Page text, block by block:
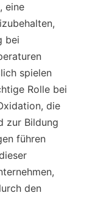
eine
bei
spielen
Rolle bei
die
zur Bildung
führen
den